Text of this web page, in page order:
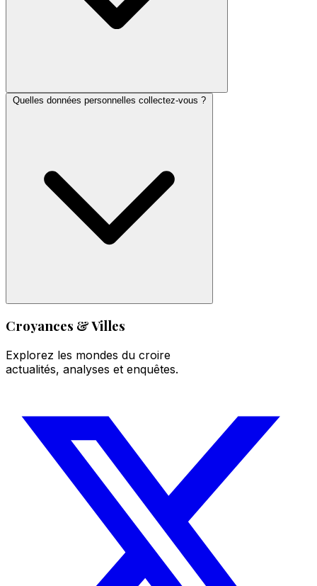
Quelles données personnelles collectez-vous ?
Croyances & Villes
Explorez les mondes du croire
actualités, analyses et enquêtes.